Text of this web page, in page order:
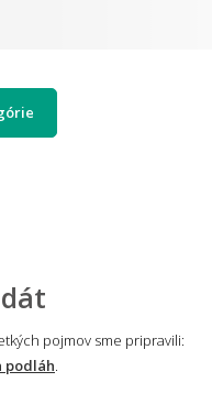
pojmov sme pripravili:
podláh